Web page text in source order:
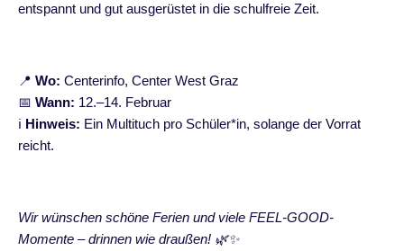
entspannt und gut ausgerüstet in die schulfreie Zeit.
📍 Wo: Centerinfo, Center West Graz
📅 Wann: 12.–14. Februar
ℹ️ Hinweis: Ein Multituch pro Schüler*in, solange der Vorrat
reicht.
Wir wünschen schöne Ferien und viele FEEL-GOOD-
Momente – drinnen wie draußen! 🌿✨